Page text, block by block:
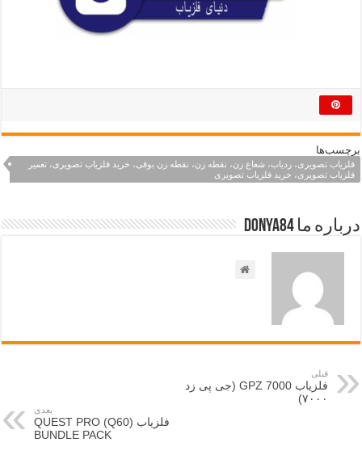
برچسب‌ها
فلزیاب تصویری، ردیاب، شعاع زن، نقطه زن، نقطه زن بوقی، خرید فلزیاب تصویری، تعمیر
فلزیاب تصویری، خرید فلزیاب تصویری
درباره ما Donya84
قبلی
فلزیاب GPZ 7000 (جی پی زد
۷۰۰۰)
بعدی
فلزیاب (Q60) QUEST PRO
BUNDLE PACK